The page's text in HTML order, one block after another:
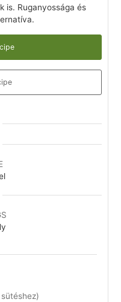
is. Ruganyossága és